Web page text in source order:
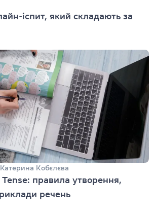
іспит, який складають за
Катерина Кобєлєва
правила утворення,
речень